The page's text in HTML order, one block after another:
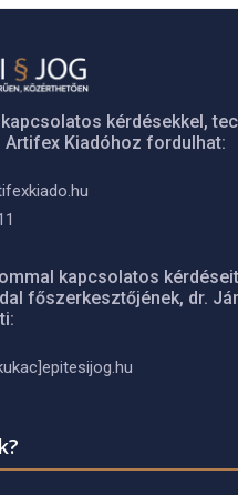
kérdésekkel,
Artifex Kiadóhoz fordulhat:
kapcsolatos
főszerkesztőjének, dr.